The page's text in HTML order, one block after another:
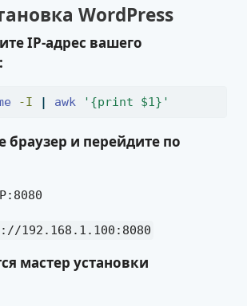
WordPress
IP-адрес вашего
-I | awk '{print $1}'
браузер и перейдите по
192.168.1.100:8080
мастер установки